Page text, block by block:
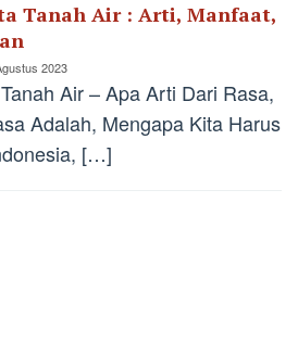
Tanah Air : Arti, Manfaat,
2023
Air – Apa Arti Dari Rasa,
Adalah, Mengapa Kita Harus
[…]